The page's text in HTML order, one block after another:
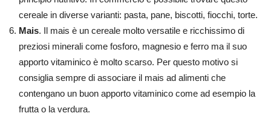
cereale in diverse varianti: pasta, pane, biscotti, fiocchi, torte.
Mais. Il mais è un cereale molto versatile e ricchissimo di
preziosi minerali come fosforo, magnesio e ferro ma il suo
apporto vitaminico è molto scarso. Per questo motivo si
consiglia sempre di associare il mais ad alimenti che
contengano un buon apporto vitaminico come ad esempio la
frutta o la verdura.